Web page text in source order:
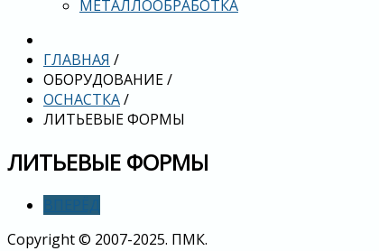
МЕТАЛЛООБРАБОТКА
ГЛАВНАЯ /
ОБОРУДОВАНИЕ/
ОСНАСТКА/
ЛИТЬЕВЫЕ ФОРМЫ
ЛИТЬЕВЫЕ ФОРМЫ
Copyright © 2007-2025. ПМК.